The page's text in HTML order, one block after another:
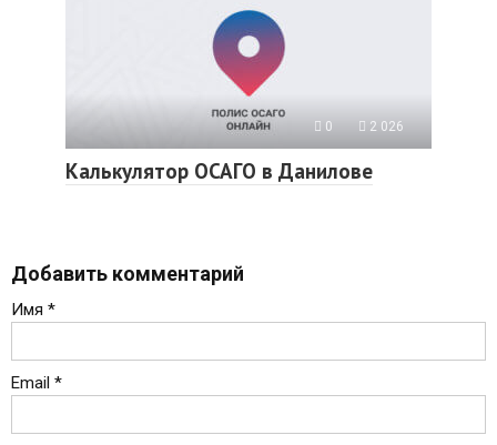
0 2 026
Калькулятор ОСАГО в Данилове
Добавить комментарий
Имя *
Email *